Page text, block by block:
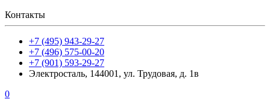
Контакты
+7 (495) 943-29-27
+7 (496) 575-00-20
+7 (901) 593-29-27
Электросталь, 144001, ул. Трудовая, д. 1в
0